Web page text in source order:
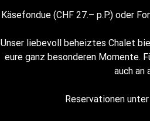
Käsefondue (CHF 27.– p.P.) oder
Unser liebevoll beheiztes Chalet
eure ganz besonderen Momente.
auch an
Reservationen